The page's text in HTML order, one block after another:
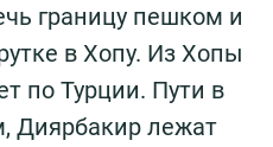
границу пешком и
в Хопу. Из Хопы
по Турции. Пути в
Диярбакир лежат